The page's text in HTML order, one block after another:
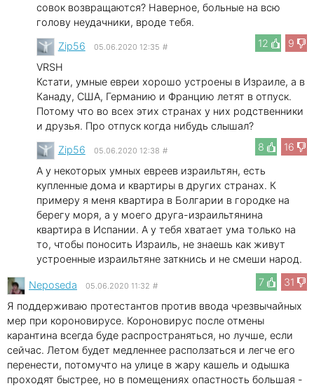
совок возвращаются? Наверное, больные на всю
голову неудачники, вроде тебя.
12
9
Zip56 05.06.2020 12:35 #
VRSH
Кстати, умные евреи хорошо устроены в Израиле, а в
Канаду, США, Германию и Францию летят в отпуск.
Потому что во всех этих странах у них родственники
и друзья. Про отпуск когда нибудь слышал?
8
16
Zip56 05.06.2020 12:38 #
А у некоторых умных евреев израильтян, есть
купленные дома и квартиры в других странах. К
примеру я меня квартира в Болгарии в городке на
берегу моря, а у моего друга-израильтянина
квартира в Испании. А у тебя хватает ума только на
то, чтобы поносить Израиль, не знаешь как живут
устроенные израильтяне заткнись и не смеши народ.
7
31
Neposeda 05.06.2020 11:32 #
Я поддерживаю протестантов против ввода чрезвычайных
мер при короновирусе. Короновирус после отмены
карантина всегда буде распространяться, но лучше, если
сейчас. Летом будет медленнее расползаться и легче его
перенести, потомучто на улице в жару кашель и одышка
проходят быстрее, но в помещениях опастность большая -